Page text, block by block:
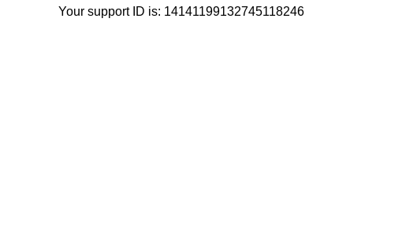
Your support ID is: 14141199132745118246